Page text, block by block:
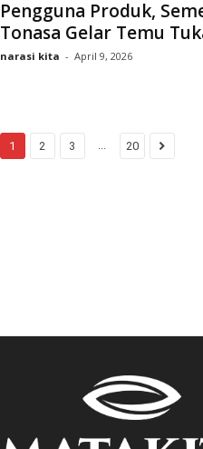
Pengguna Produk,
Tonasa Gelar Temu
narasi kita - April 9, 2026
1 2 3 ... 20